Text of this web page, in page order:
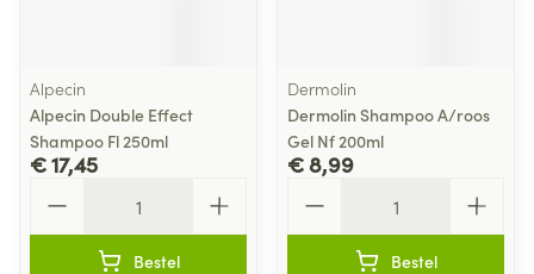
Alpecin
Alpecin Double Effect
Shampoo Fl 250ml
€ 17,45
Bestel
Dermolin
Dermolin Shampoo A/roos
Gel Nf 200ml
€ 8,99
Bestel